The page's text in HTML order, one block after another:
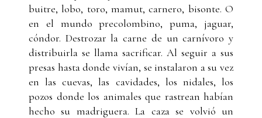
buitre, lobo, toro, mamut, carnero, bisonte. O
en el mundo precolombino, puma, jaguar,
cóndor. Destrozar la carne de un carnívoro y
distribuirla se llama sacrificar. Al seguir a sus
presas hasta donde vivían, se instalaron a su vez
en las cuevas, las cavidades, los nidales, los
pozos donde los animales que rastrean habían
hecho su madriguera. La caza se volvió un